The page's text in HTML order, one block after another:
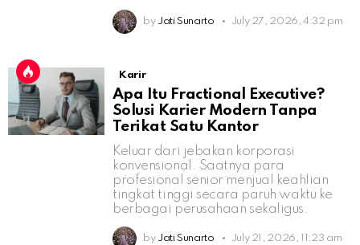
by Jati Sunarto July 27, 2026, 4:32 pm
Karir
Apa Itu Fractional Executive?
Solusi Karier Modern Tanpa
Terikat Satu Kantor
Keluar dari jebakan korporasi
konvensional. Saatnya para
profesional senior menjual keahlian
tingkat tinggi secara paruh waktu ke
berbagai perusahaan sekaligus.
by Jati Sunarto July 21, 2026, 11:23 am